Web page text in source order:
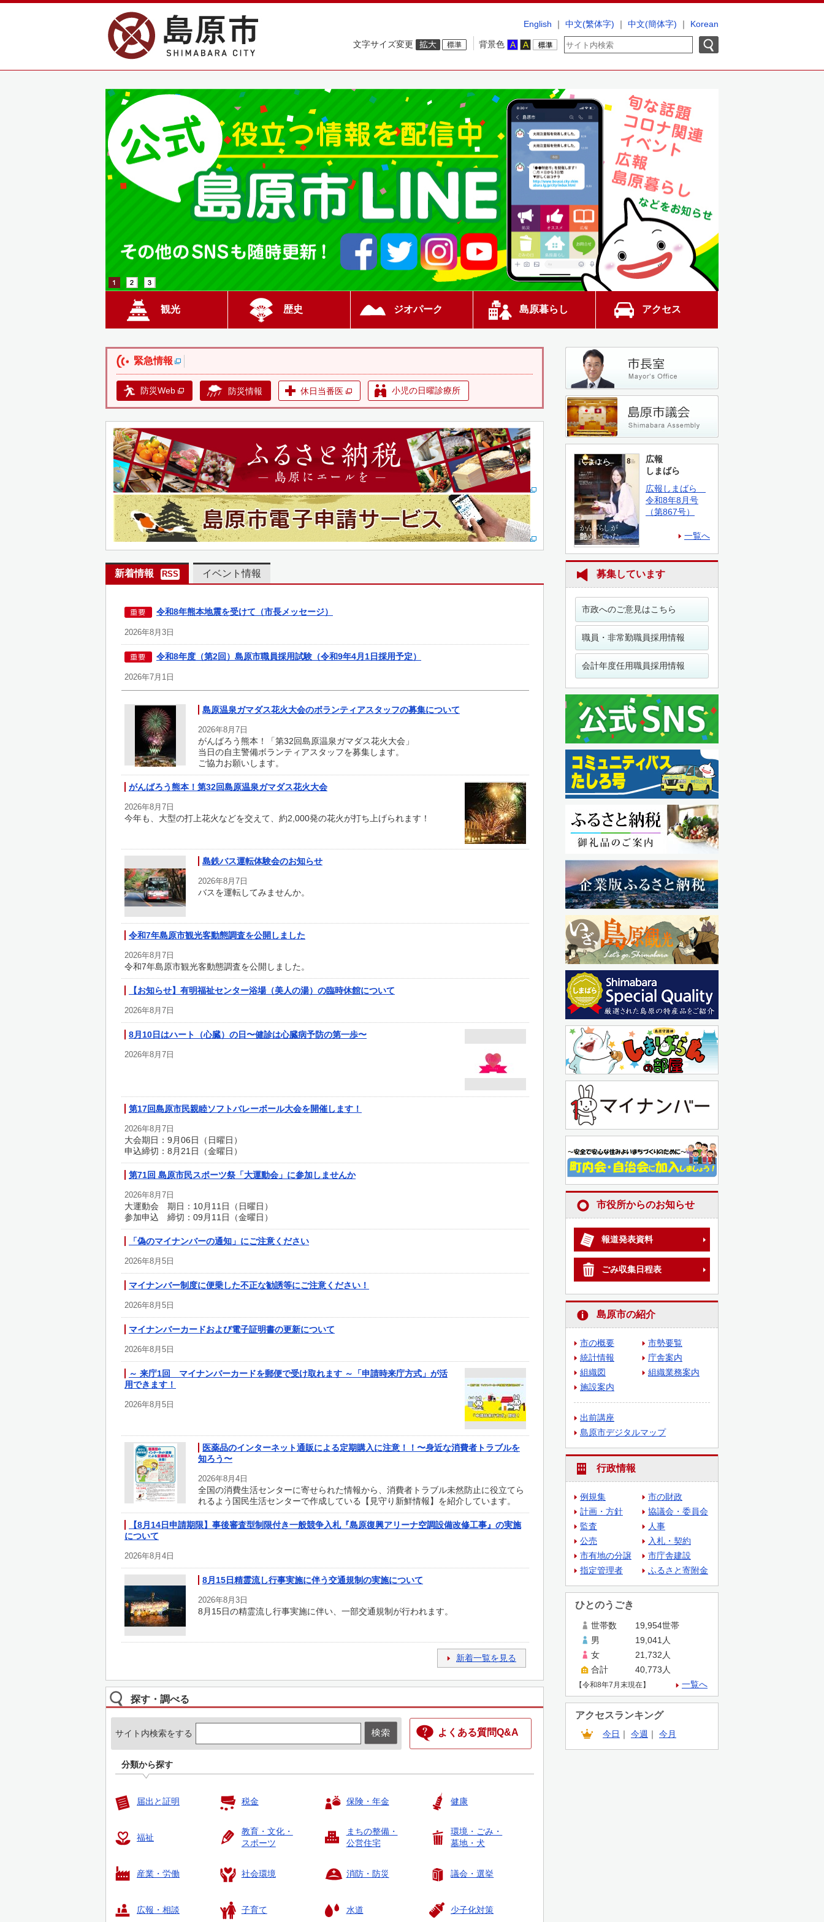
English ｜ 中文(繁体字) ｜ 中文(簡体字) ｜ Korean
背景色
文字サイズ変更
観光 歴史 ジオパーク 島原暮らし アクセス
緊急情報
防災Web 防災情報 休日当番医 小児の日曜診療所
新着情報 RSS イベント情報
令和8年熊本地震を受けて（市長メッセージ）
2026年8月3日
令和8年度（第2回）島原市職員採用試験（令和9年4月1日採用予定）
2026年7月1日
島原温泉ガマダス花火大会のボランティアスタッフの募集について
2026年8月7日
がんばろう熊本！「第32回島原温泉ガマダス花火大会」
当日の自主警備ボランティアスタッフを募集します。
ご協力お願いします。
がんばろう熊本！第32回島原温泉ガマダス花火大会
2026年8月7日
今年も、大型の打上花火などを交えて、約2,000発の花火が打ち上げられます！
島鉄バス運転体験会のお知らせ
2026年8月7日
バスを運転してみませんか。
令和7年島原市観光客動態調査を公開しました
2026年8月7日
令和7年島原市観光客動態調査を公開しました。
【お知らせ】有明福祉センター浴場（美人の湯）の臨時休館について
2026年8月7日
8月10日はハート（心臓）の日〜健診は心臓病予防の第一歩〜
2026年8月7日
第17回島原市民親睦ソフトバレーボール大会を開催します！
2026年8月7日
大会期日：9月06日（日曜日）
申込締切：8月21日（金曜日）
第71回 島原市民スポーツ祭「大運動会」に参加しませんか
2026年8月7日
大運動会 期日：10月11日（日曜日）
参加申込 締切：09月11日（金曜日）
「偽のマイナンバーの通知」にご注意ください
2026年8月5日
マイナンバー制度に便乗した不正な勧誘等にご注意ください！
2026年8月5日
マイナンバーカードおよび電子証明書の更新について
2026年8月5日
～ 来庁1回 マイナンバーカードを郵便で受け取れます ～「申請時来庁方式」が活
用できます！
2026年8月5日
医薬品のインターネット通販による定期購入に注意！！〜身近な消費者トラブルを
知ろう〜
2026年8月4日
全国の消費生活センターに寄せられた情報から、消費者トラブル未然防止に役立てら
れるよう国民生活センターで作成している【見守り新鮮情報】を紹介しています。
【8月14日申請期限】事後審査型制限付き一般競争入札『島原復興アリーナ空調設備改修工事』の実施
について
2026年8月4日
8月15日精霊流し行事実施に伴う交通規制の実施について
2026年8月3日
8月15日の精霊流し行事実施に伴い、一部交通規制が行われます。
新着一覧を見る
探す・調べる
サイト内検索をする よくある質問Q&A
分類から探す
届出と証明 税金 保険・年金 健康
福祉
教育・文化・
スポーツ
まちの整備・
公営住宅
環境・ごみ・
墓地・犬
産業・労働 社会環境 消防・防災 議会・選挙
広報・相談 子育て 水道 少子化対策
広報
しまばら
広報しまばら
令和8年8月号
（第867号）
一覧へ
募集しています
市政へのご意見はこちら
職員・非常勤職員採用情報
会計年度任用職員採用情報
市役所からのお知らせ
報道発表資料
ごみ収集日程表
島原市の紹介
市の概要
市勢要覧
統計情報
庁舎案内
組織図
組織業務案内
施設案内
出前講座
島原市デジタルマップ
行政情報
例規集
市の財政
計画・方針
協議会・委員会
監査
人事
公売
入札・契約
市有地の分譲
市庁舎建設
指定管理者
ふるさと寄附金
ひとのうごき
世帯数
19,954世帯
男
19,041人
女
21,732人
合計
40,773人
【令和8年7月末現在】 一覧へ
アクセスランキング
今日 ｜ 今週 ｜ 今月